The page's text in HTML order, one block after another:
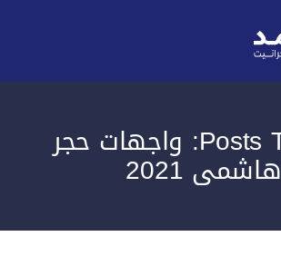
Posts Tagged: واجهات حجر
هاشمى 2021